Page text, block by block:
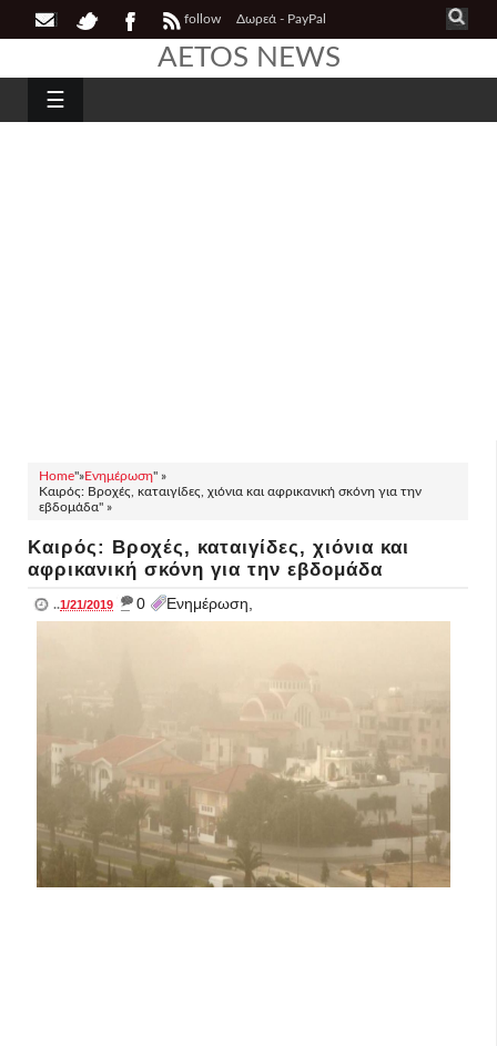
follow Δωρεά - PayPal
AETOS NEWS
☰
Home"»Ενημέρωση" »
Καιρός: Βροχές, καταιγίδες, χιόνια και αφρικανική σκόνη για την
εβδομάδα" »
Καιρός: Βροχές, καταιγίδες, χιόνια και
αφρικανική σκόνη για την εβδομάδα
..1/21/2019 _ 0 Ενημέρωση,